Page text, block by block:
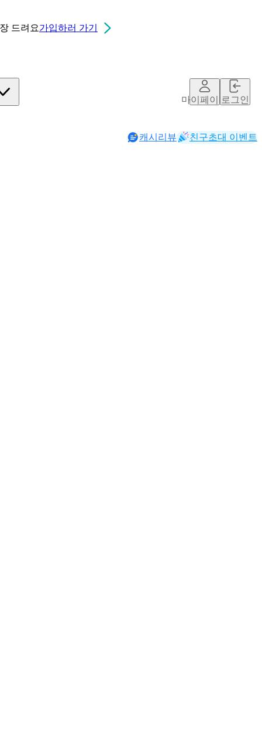
드려요가입하러 가기
마이페이지로그인
캐시리뷰 친구초대 이벤트